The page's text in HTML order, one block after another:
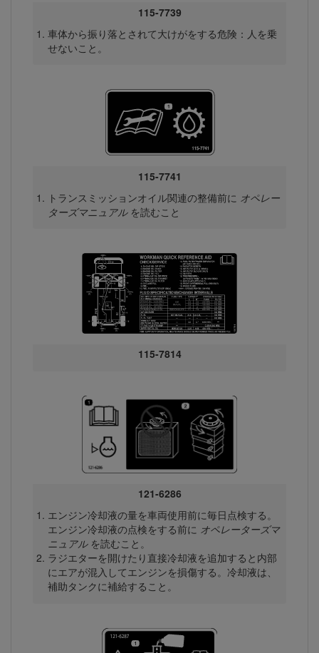
115-7739
車体から振り落とされて大けがをする危険：人を乗
せないこと。
115-7741
トランスミッションオイル関連の整備前に オペレー
ターズマニュアルを読むこと
115-7814
121-6286
エンジン冷却液の量を車両使用前に毎日点検する。
エンジン冷却液の点検をする前に オペレーターズマ
ニュアルを読むこと。
ラジエターを開けたり直接冷却液を追加すると内部
にエアが混入してエンジンを損傷する。冷却液は、
補助タンクに補給すること。